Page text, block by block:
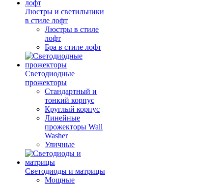
Люстры и светильники
в стиле лофт
Люстры в стиле
лофт
Бра в стиле лофт
Светодиодные
прожекторы
Стандартный и
тонкий корпус
Круглый корпус
Линейные
прожекторы Wall
Washer
Уличные
Светодиоды и матрицы
Мощные